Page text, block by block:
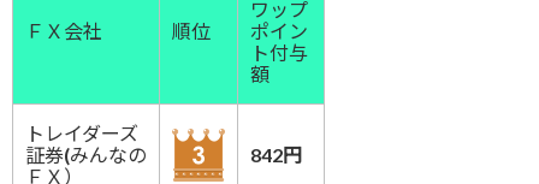
ＦＸ会社 順位
ワップ
ポイン
ト付与
額
トレイダーズ
証券(みんなの
ＦＸ）
842円